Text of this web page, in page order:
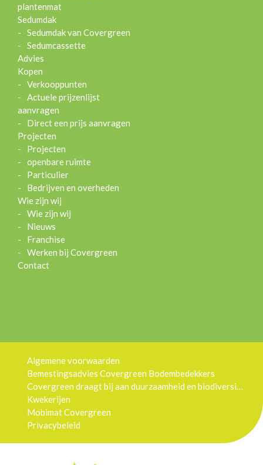
plantenmat
Sedumdak
Sedumdak van Covergreen
Sedumcassette
Advies
Kopen
Verkooppunten
Actuele prijzenlijst
aanvragen
Direct een prijs aanvragen
Projecten
Projecten
openbare ruimte
Particulier
Bedrijven en overheden
Wie zijn wij
Wie zijn wij
Nieuws
Franchise
Werken bij Covergreen
Contact
Algemene voorwaarden
Bemestingsadvies Covergreen Bodembedekkers
Kwekerijen
Mobimat Covergreen
Privacybeleid